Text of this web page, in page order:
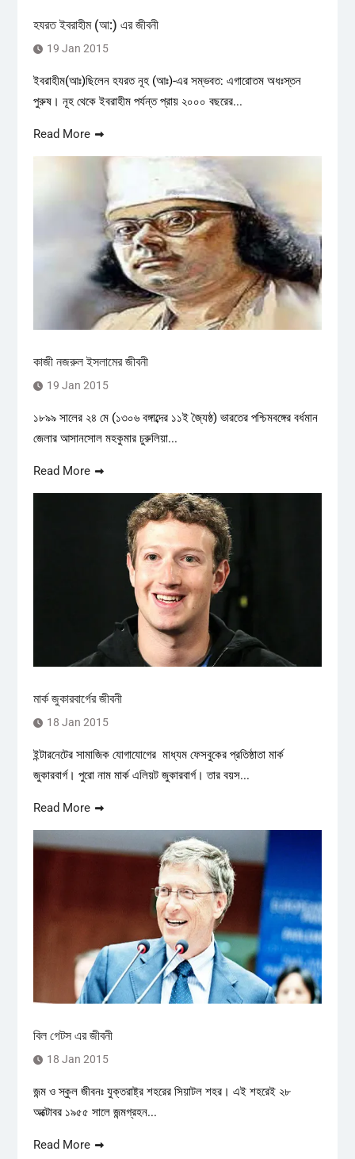
হযরত ইবরাহীম (আ:) এর জীবনী
19 Jan 2015
ইবরাহীম(আঃ)ছিলেন হযরত নূহ (আঃ)-এর সম্ভবত: এগারোতম অধঃস্তন
পুরুষ। নূহ থেকে ইবরাহীম পর্যন্ত প্রায় ২০০০ বছরের...
Read More
কাজী নজরুল ইসলামের জীবনী
19 Jan 2015
১৮৯৯ সালের ২৪ মে (১৩০৬ বঙ্গাব্দের ১১ই জ্যৈষ্ঠ) ভারতের পশ্চিমবঙ্গের বর্ধমান
জেলার আসানসোল মহকুমার চুরুলিয়া...
Read More
মার্ক জুকারবার্গের জীবনী
18 Jan 2015
ইন্টারনেটের সামাজিক যোগাযোগের মাধ্যম ফেসবুকের প্রতিষ্ঠাতা মার্ক
জুকারবার্গ। পুরো নাম মার্ক এলিয়ট জুকারবার্গ। তার বয়স...
Read More
বিল গেটস এর জীবনী
18 Jan 2015
জন্ম ও স্কুল জীবনঃ যুক্তরাষ্ট্র শহরের সিয়াটল শহর। এই শহরেই ২৮
অক্টোবর ১৯৫৫ সালে জন্মগ্রহন...
Read More